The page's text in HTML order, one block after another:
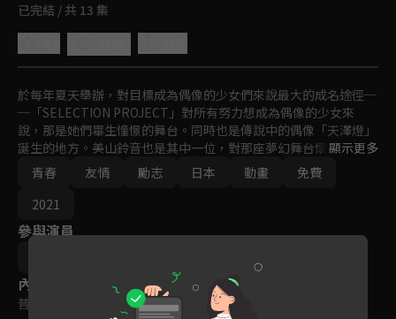
已完結 / 共 13 集
於每年夏天舉辦，對目標成為偶像的少女們來說最大的成名途徑─
─「SELECTION PROJECT」對所有努力想成為偶像的少女來
說，那是她們畢生憧憬的舞台。同時也是傳說中的偶像「天澤燈」
誕生的地方。美山鈴音也是其中一位，對那座夢幻舞台懷抱憧憬的
人。自幼體弱多病的她，曾躺在病床上聽了無數次燈演唱的歌曲。
燈的歌聲給了她無數的笑容與勇氣。能成為他人精神支柱的歌聲、
能使他人綻放笑容的歌聲、能讓人感受到幸福的歌聲……「我想成
顯示更多
青春
友情 勵志 日本 動畫
免費
2021
參與演員
內容標籤
普遍級